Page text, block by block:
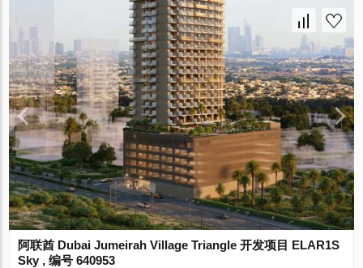
阿联酋 Dubai Jumeirah Village Triangle 开发项目 ELAR1S
Sky , 编号 640953